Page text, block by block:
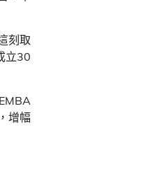
刻取
立30
EMBA
增幅